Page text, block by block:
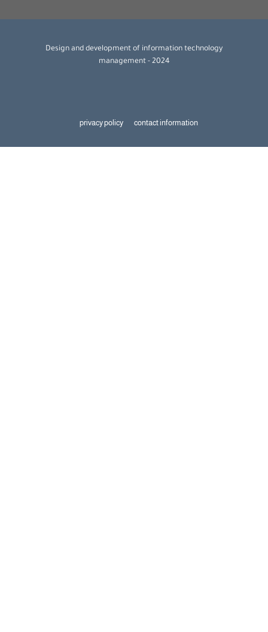
Design and development of information technology
management - 2024
privacy policy contact information